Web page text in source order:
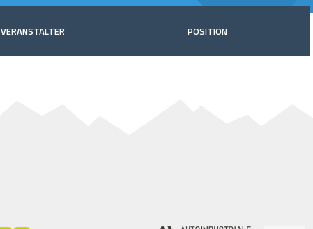
VERANSTALTER POSITION